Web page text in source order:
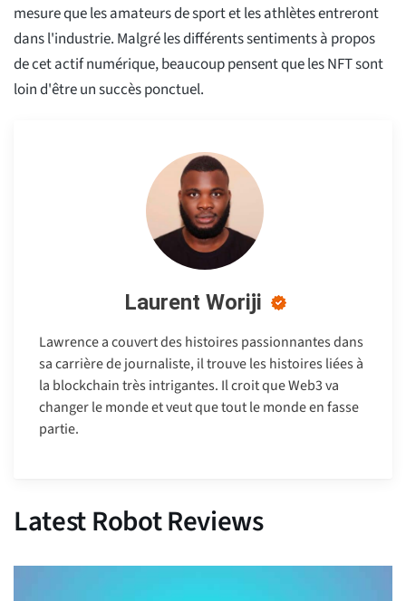
mesure que les amateurs de sport et les athlètes entreront
dans l'industrie. Malgré les différents sentiments à propos
de cet actif numérique, beaucoup pensent que les NFT sont
loin d'être un succès ponctuel.
Laurent Woriji
Lawrence a couvert des histoires passionnantes dans
sa carrière de journaliste, il trouve les histoires liées à
la blockchain très intrigantes. Il croit que Web3 va
changer le monde et veut que tout le monde en fasse
partie.
Latest Robot Reviews